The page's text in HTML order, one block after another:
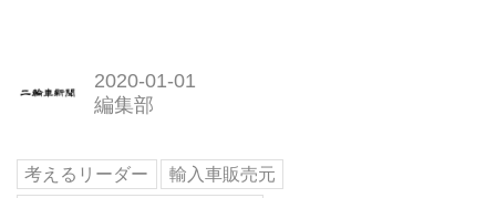
2020-01-01
編集部
考えるリーダー
輸入車販売元